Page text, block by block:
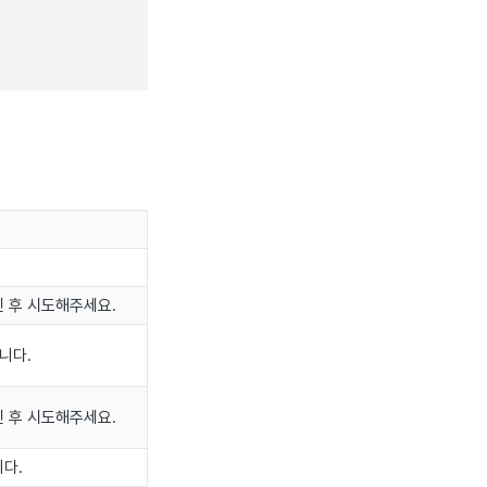
후 시도해주세요.
다.
후 시도해주세요.
다.